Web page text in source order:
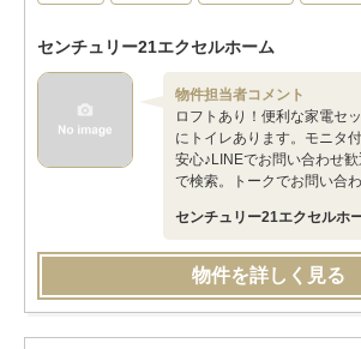
センチュリー21エクセルホーム
物件担当者コメント
ロフトあり！便利な家電セ
にトイレあります。モニタ
安心♪LINEでお問い合わせ
で検索。トークでお問い合
センチュリー21エクセルホ
物件を詳しく見る